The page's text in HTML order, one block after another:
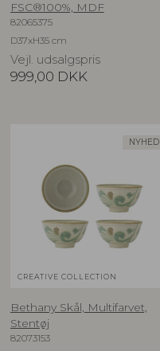
FSC®100%, MDF
82065375
D37xH35 cm
Vejl. udsalgspris
999,00 DKK
NYHED
CREATIVE COLLECTION
Bethany Skål, Multifarvet,
Stentøj
82073153